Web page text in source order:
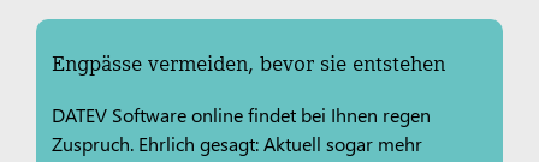
Engpässe vermeiden, bevor sie entstehen
DATEV Software online findet bei Ihnen regen
Zuspruch. Ehrlich gesagt: Aktuell sogar mehr